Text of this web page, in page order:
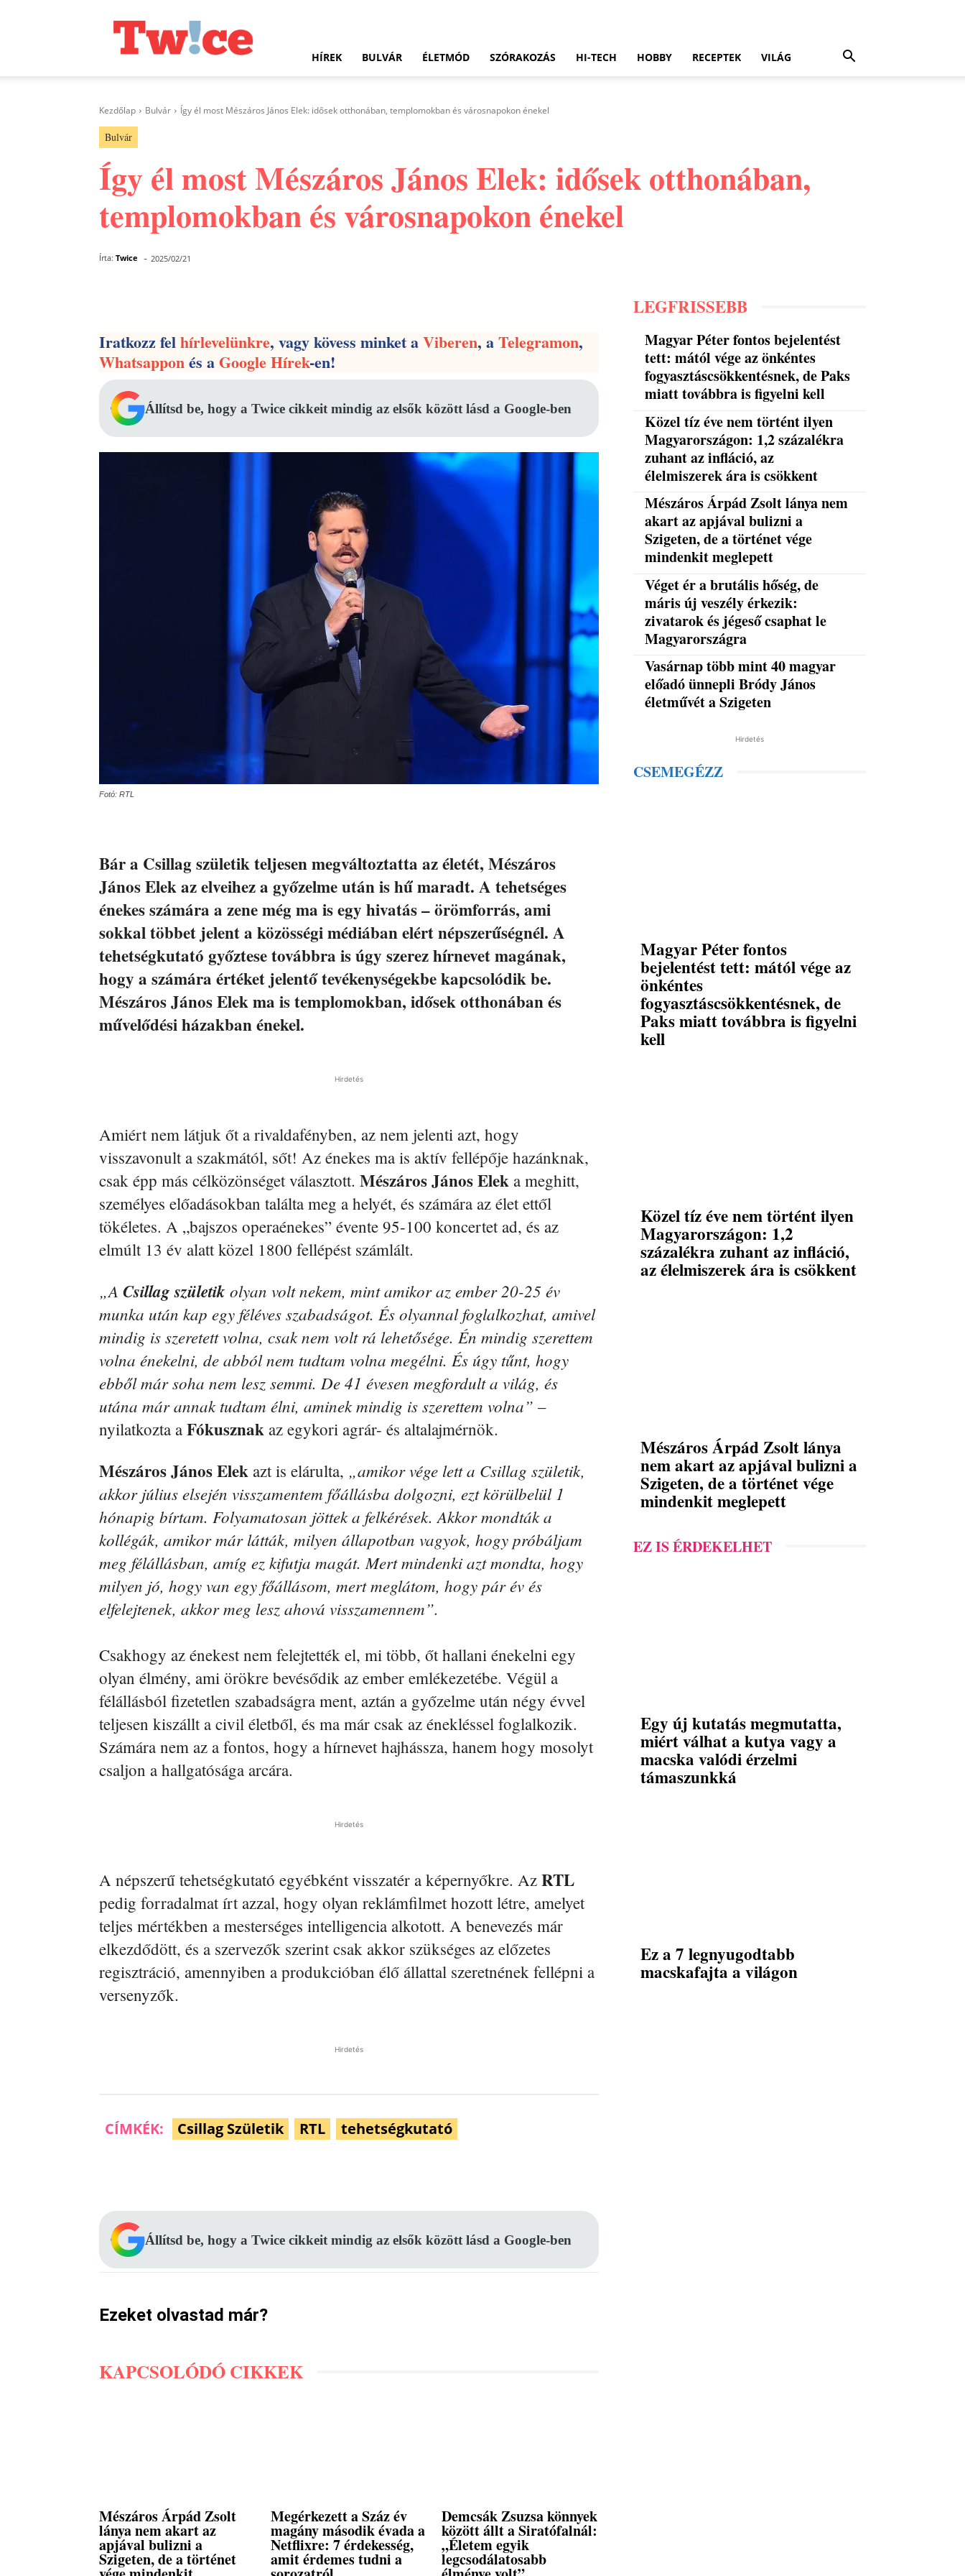
HÍREK BULVÁR ÉLETMÓD SZÓRAKOZÁS HI-TECH HOBBY RECEPTEK VILÁG
Kezdőlap Bulvár Így él most Mészáros János Elek: idősek otthonában, templomokban és városnapokon énekel
Bulvár
Így él most Mészáros János Elek: idősek otthonában,
templomokban és városnapokon énekel
Írta: Twice - 2025/02/21
Iratkozz felhírlevelünkre, vagy kövess minket aViberen, aTelegramon,
Whatsapponés aGoogle Hírek-en!
Állítsd be, hogy a Twice cikkeit mindig az elsők között lásd a Google-ben
Fotó: RTL
Bár a Csillag születik teljesen megváltoztatta az életét, Mészáros
János Elek az elveihez a győzelme után is hű maradt. A tehetséges
énekes számára a zene még ma is egy hivatás – örömforrás, ami
sokkal többet jelent a közösségi médiában elért népszerűségnél. A
tehetségkutató győztese továbbra is úgy szerez hírnevet magának,
hogy a számára értéket jelentő tevékenységekbe kapcsolódik be.
Mészáros János Elek ma is templomokban, idősek otthonában és
művelődési házakban énekel.
Hirdetés
Amiért nem látjuk őt a rivaldafényben, az nem jelenti azt, hogy
visszavonult a szakmától, sőt! Az énekes ma is aktív fellépője hazánknak,
csak épp más célközönséget választott. Mészáros János Elek a meghitt,
személyes előadásokban találta meg a helyét, és számára az élet ettől
tökéletes. A „bajszos operaénekes” évente 95-100 koncertet ad, és az
elmúlt 13 év alatt közel 1800 fellépést számlált.
„A Csillag születik olyan volt nekem, mint amikor az ember 20-25 év
munka után kap egy féléves szabadságot. És olyannal foglalkozhat, amivel
mindig is szeretett volna, csak nem volt rá lehetősége. Én mindig szerettem
volna énekelni, de abból nem tudtam volna megélni. És úgy tűnt, hogy
ebből már soha nem lesz semmi. De 41 évesen megfordult a világ, és
utána már annak tudtam élni, aminek mindig is szerettem volna” –
nyilatkozta a Fókusznak az egykori agrár- és altalajmérnök.
Mészáros János Elek azt is elárulta, „amikor vége lett a Csillag születik,
akkor július elsején visszamentem főállásba dolgozni, ezt körülbelül 1
hónapig bírtam. Folyamatosan jöttek a felkérések. Akkor mondták a
kollégák, amikor már látták, milyen állapotban vagyok, hogy próbáljam
meg félállásban, amíg ez kifutja magát. Mert mindenki azt mondta, hogy
milyen jó, hogy van egy főállásom, mert meglátom, hogy pár év és
elfelejtenek, akkor meg lesz ahová visszamennem”.
Csakhogy az énekest nem felejtették el, mi több, őt hallani énekelni egy
olyan élmény, ami örökre bevésődik az ember emlékezetébe. Végül a
félállásból fizetetlen szabadságra ment, aztán a győzelme után négy évvel
teljesen kiszállt a civil életből, és ma már csak az énekléssel foglalkozik.
Számára nem az a fontos, hogy a hírnevet hajhássza, hanem hogy mosolyt
csaljon a hallgatósága arcára.
Hirdetés
A népszerű tehetségkutató egyébként visszatér a képernyőkre. Az RTL
pedig forradalmat írt azzal, hogy olyan reklámfilmet hozott létre, amelyet
teljes mértékben a mesterséges intelligencia alkotott. A benevezés már
elkezdődött, és a szervezők szerint csak akkor szükséges az előzetes
regisztráció, amennyiben a produkcióban élő állattal szeretnének fellépni a
versenyzők.
Hirdetés
CÍMKÉK: Csillag Születik RTL tehetségkutató
Állítsd be, hogy a Twice cikkeit mindig az elsők között lásd a Google-ben
Ezeket olvastad már?
KAPCSOLÓDÓ CIKKEK
Mészáros Árpád Zsolt
lánya nem akart az
apjával bulizni a
Szigeten, de a történet
Megérkezett a Száz év
magány második évada a
Netflixre: 7 érdekesség,
amit érdemes tudni a
Demcsák Zsuzsa könnyek
között állt a Siratófalnál:
„Életem egyik
legcsodálatosabb
LEGFRISSEBB
Magyar Péter fontos bejelentést
tett: mától vége az önkéntes
fogyasztáscsökkentésnek, de Paks
miatt továbbra is figyelni kell
Közel tíz éve nem történt ilyen
Magyarországon: 1,2 százalékra
zuhant az infláció, az
élelmiszerek ára is csökkent
Mészáros Árpád Zsolt lánya nem
akart az apjával bulizni a
Szigeten, de a történet vége
mindenkit meglepett
Véget ér a brutális hőség, de
máris új veszély érkezik:
zivatarok és jégeső csaphat le
Magyarországra
Vasárnap több mint 40 magyar
előadó ünnepli Bródy János
életművét a Szigeten
Hirdetés
CSEMEGÉZZ
Magyar Péter fontos
bejelentést tett: mától vége az
önkéntes
fogyasztáscsökkentésnek, de
Paks miatt továbbra is figyelni
kell
Közel tíz éve nem történt ilyen
Magyarországon: 1,2
százalékra zuhant az infláció,
az élelmiszerek ára is csökkent
Mészáros Árpád Zsolt lánya
nem akart az apjával bulizni a
Szigeten, de a történet vége
mindenkit meglepett
EZ IS ÉRDEKELHET
Egy új kutatás megmutatta,
miért válhat a kutya vagy a
macska valódi érzelmi
támaszunkká
Ez a 7 legnyugodtabb
macskafajta a világon